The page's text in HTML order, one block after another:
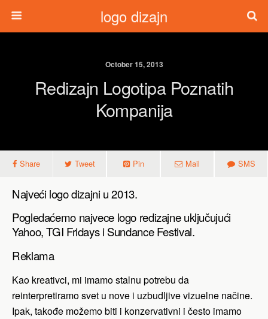
logo dizajn
October 15, 2013
Redizajn Logotipa Poznatih
Kompanija
Share Tweet Pin Mail SMS
Najveći logo dizajni u 2013.
Pogledaćemo najvece logo redizajne uključujući
Yahoo, TGI Fridays i Sundance Festival.
Reklama
Kao kreativci, mi imamo stalnu potrebu da
reinterpretiramo svet u nove i uzbudljive vizuelne načine.
Ipak, takođe možemo biti i konzervativni i često imamo